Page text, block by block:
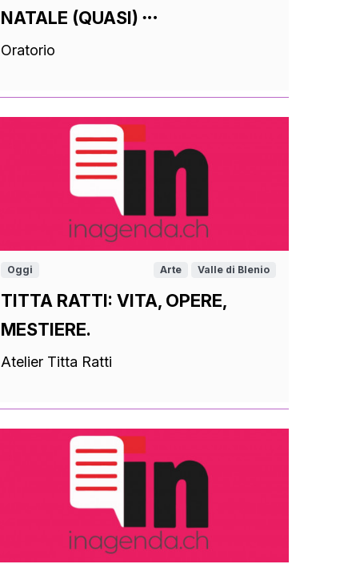
NATALE (QUASI)
Oratorio
Oggi Arte Valle di Blenio
TITTA RATTI: VITA, OPERE,
MESTIERE.
Atelier Titta Ratti